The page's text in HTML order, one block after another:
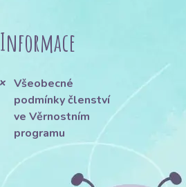
Informace
Všeobecné
podmínky členství
ve Věrnostním
programu